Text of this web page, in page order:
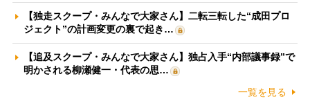
【独走スクープ・みんなで大家さん】二転三転した“成田プロ
ジェクト”の計画変更の裏で起き…
【追及スクープ・みんなで大家さん】独占入手“内部議事録”で
明かされる柳瀬健一・代表の思…
一覧を見る